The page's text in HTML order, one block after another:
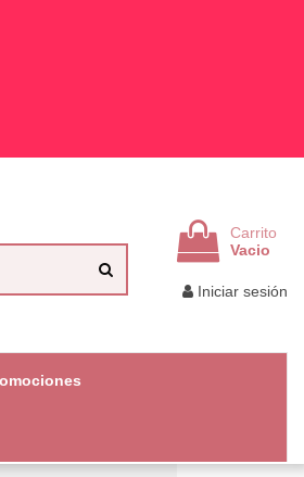
Carrito
Vacio
Iniciar sesión